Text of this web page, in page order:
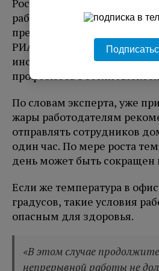
Россияне имеют право на
рабочий день, если
превышает 28 градусов. Об
РИА Новости
напомнил
инспектор труда
профсоюзов России
По словам эксперта, уже
жары работодателям
отправлять сотрудников
один час. По мере роста
день может быть сокращен
Если же температура в
градусов, такие условия
опасным для здоровья.
«В этом случае
непрерывной работы не